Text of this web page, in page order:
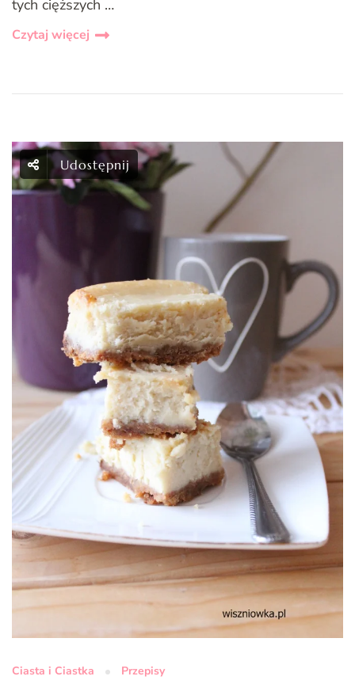
tych cięższych …
Czytaj więcej
Udostępnij
Ciasta i Ciastka Przepisy